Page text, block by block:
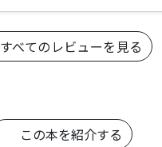
すべてのレビューを見る
この本を紹介する